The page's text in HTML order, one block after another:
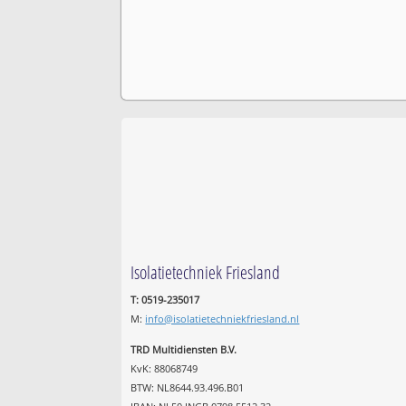
Isolatietechniek Friesland
T: 0519-235017
M: info@isolatietechniekfriesland.nl
TRD Multidiensten B.V.
KvK: 88068749
BTW: NL8644.93.496.B01